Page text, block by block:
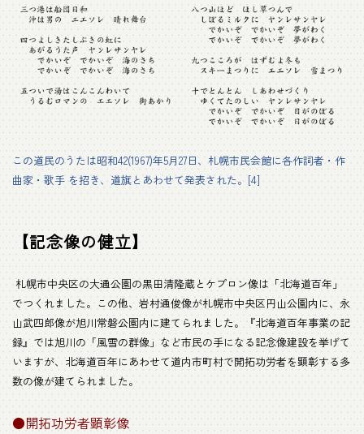
この道民のうたは昭和42(1967)年5月27日、札幌市民会館に各作詞者・作
曲家・歌手 を招き、道旗とあわせて発表された。[4]
【記念像の健立】
札幌市中央区の大通公園の黒田清隆蔵とケプロン像は「北海道百年」
でつくれました。この他、岩村通俊像が札幌市中央区円山公園内に、永
山武四郎像が旭川常磐公園内に建てられました。『北海道百年事業の記
録』では旭川の「風雪の群像」など市民の手になる記念像建設を挙げて
いますが、北海道百年にあわせて道内市町村で開拓功労者を顕彰する多
数の像が建てられました。
●開拓功労者顕彰像